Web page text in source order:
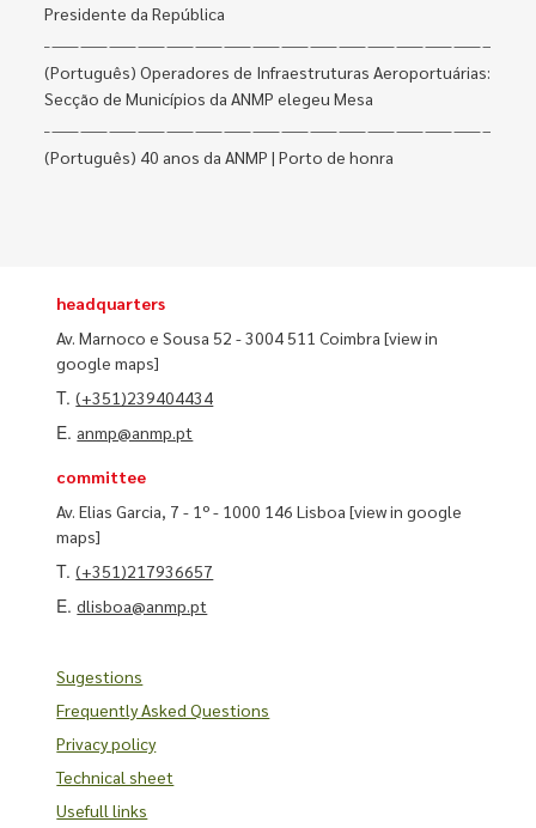
Presidente da República
(Português) Operadores de Infraestruturas Aeroportuárias:
Secção de Municípios da ANMP elegeu Mesa
(Português) 40 anos da ANMP | Porto de honra
headquarters
Av. Marnoco e Sousa 52 - 3004 511 Coimbra[view in
google maps]
T.(+351)239404434
E. anmp@anmp.pt
committee
Av. Elias Garcia, 7 - 1º - 1000 146 Lisboa[view in google
maps]
T.(+351)217936657
E.dlisboa@anmp.pt
Sugestions
Frequently Asked Questions
Privacy policy
Technical sheet
Usefull links